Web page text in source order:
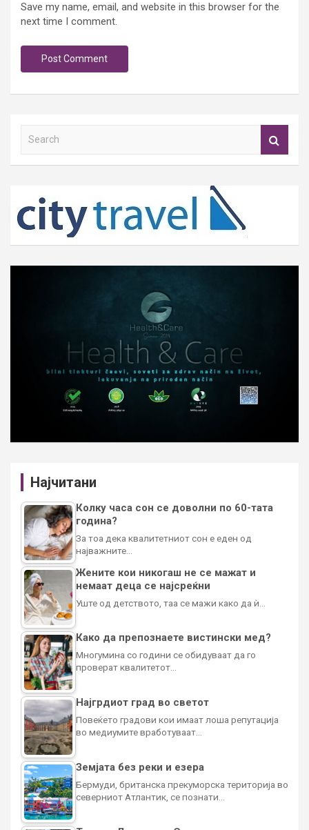
Save my name, email, and website in this browser for the
next time I comment.
h
Најчитани
Колку часа сон се доволни по 60-тата
година?
За тоа дека квалитетниот сон е еден од
најважните…
Жените кои никогаш не се мажат и
немаат деца се најсреќни
Уште од детството, таа се мажи како да ѝ…
Како да препознаете вистински мед?
Многумина со години се обидуваат да го
проверат квалитетот…
Најгрдиот град во светот
Повеќето градови кои имаат лоша репутација
во медиумите вработуваат…
Земјата без реки и езера
Бермуди, британска прекуморска територија во
северниот Атлантик, се познати…